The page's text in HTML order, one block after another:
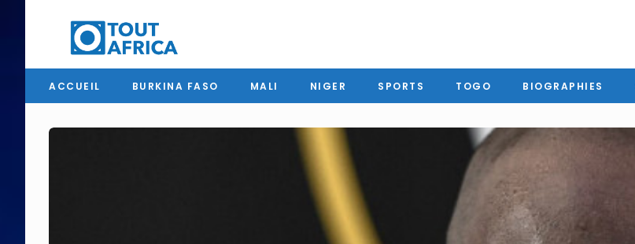
ACCUEIL BURKINA FASO MALI NIGER SPORTS TOGO BIOGRAPHIES